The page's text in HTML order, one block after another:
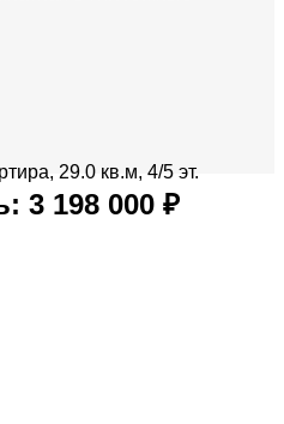
29.0 кв.м, 4/5 эт.
3 198 000 ₽